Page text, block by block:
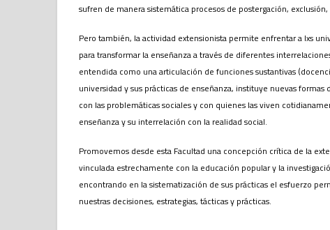
sufren de manera sistemática procesos de postergación,
Pero también, la actividad extensionista permite enfrentar a lxs
para transformar la enseñanza a través de diferentes
entendida como una articulación de funciones sustantivas
universidad y sus prácticas de enseñanza, instituye nuevas
con las problemáticas sociales y con quienes las viven
enseñanza y su interrelación con la realidad social.
Promovemos desde esta Facultad una concepción crítica de la
vinculada estrechamente con la educación popular y la
encontrando en la sistematización de sus prácticas el esfuerzo
nuestras decisiones, estrategias, tácticas y prácticas.